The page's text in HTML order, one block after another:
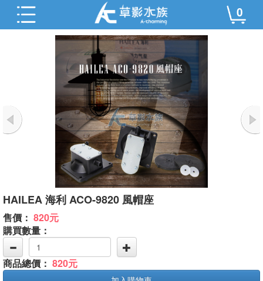
0
HAILEA 海利 ACO-9820 風帽座
售價： 820元
購買數量：
商品總價： 820元